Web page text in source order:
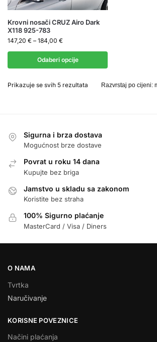
Krovni nosači CRUZ Airo Dark
X118 925-783
147,20 € – 184,00 €
Odaberi opcije
Prikazuje se svih 5 rezultata
Sigurna i brza dostava
Mogućnost brze dostave
Povrat u roku 14 dana
Kupujte bez briga
Jamstvo u skladu sa zakonom
Koristite bez straha
100% Sigurno plaćanje
MasterCard / Visa / Diners
O NAMA
Tvrtka
Naručivanje
KORISNE POVEZNICE
Načini plaćanja